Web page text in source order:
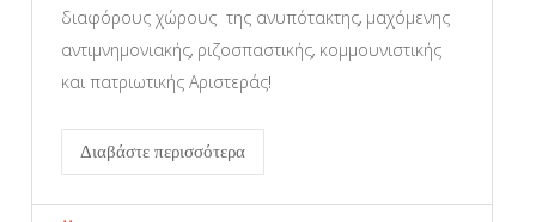
διαφόρους χώρους της ανυπότακτης, μαχόμενης
αντιμνημονιακής, ριζοσπαστικής, κομμουνιστικής
και πατριωτικής Αριστεράς!
Διαβάστε περισσότερα